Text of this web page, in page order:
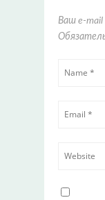
Ваш e-mail